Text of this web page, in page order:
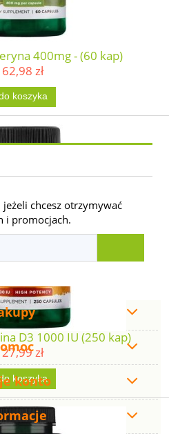
400mg - (60 kap)
62,98 zł
koszyka
D3 1000 IU (250 kap)
27,99 zł
koszyka
chcesz otrzymywać
i promocjach.
konto